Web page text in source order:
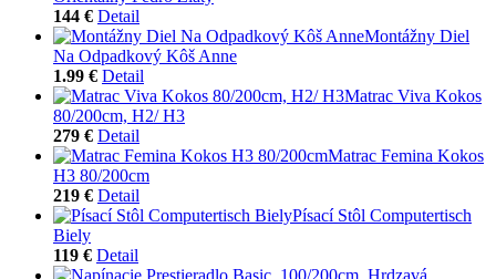
144 € Detail
Montážny Diel
Na Odpadkový Kôš Anne
1.99 € Detail
Matrac Viva Kokos
80/200cm, H2/ H3
279 € Detail
Matrac Femina Kokos
H3 80/200cm
219 € Detail
Písací Stôl Computertisch
Biely
119 € Detail